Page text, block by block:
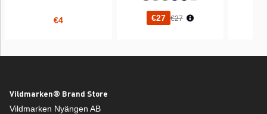
€4 €27 Normaali hinta
€27
Vildmarken® Brand Store
Vildmarken Nyängen AB